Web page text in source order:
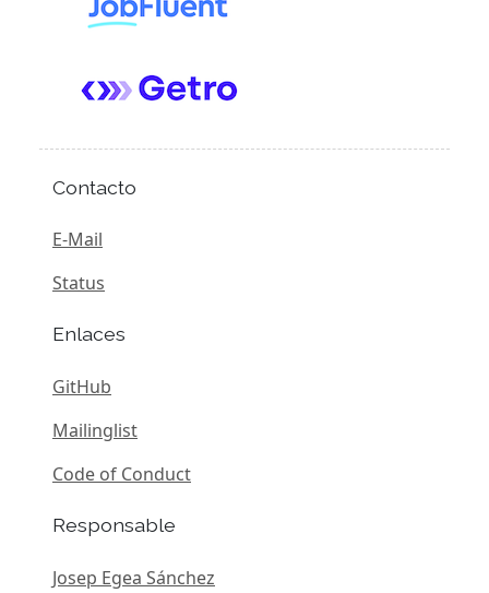
Contacto
E-Mail
Status
Enlaces
GitHub
Mailinglist
Code of Conduct
Responsable
Josep Egea Sánchez